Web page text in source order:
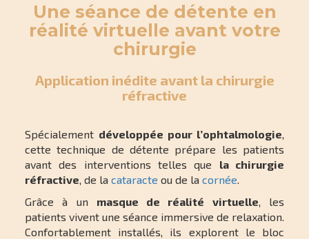
Une séance de détente en
réalité virtuelle avant votre
chirurgie
Application inédite avant la chirurgie
réfractive
Spécialement développée pour l’ophtalmologie,
cette technique de détente prépare les patients
avant des interventions telles que la chirurgie
réfractive, de la cataracte ou de la cornée.
Grâce à un masque de réalité virtuelle, les
patients vivent une séance immersive de relaxation.
Confortablement installés, ils explorent le bloc